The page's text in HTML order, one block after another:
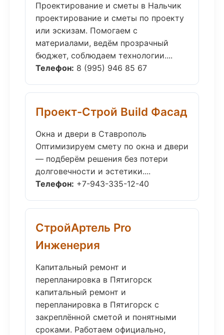
Проектирование и сметы в Нальчик
проектирование и сметы по проекту
или эскизам. Помогаем с
материалами, ведём прозрачный
бюджет, соблюдаем технологии....
Телефон: 8 (995) 946 85 67
Проект-Строй Build Фасад
Окна и двери в Ставрополь
Оптимизируем смету по окна и двери
— подберём решения без потери
долговечности и эстетики....
Телефон: +7-943-335-12-40
СтройАртель Pro
Инженерия
Капитальный ремонт и
перепланировка в Пятигорск
капитальный ремонт и
перепланировка в Пятигорск с
закреплённой сметой и понятными
сроками. Работаем официально,